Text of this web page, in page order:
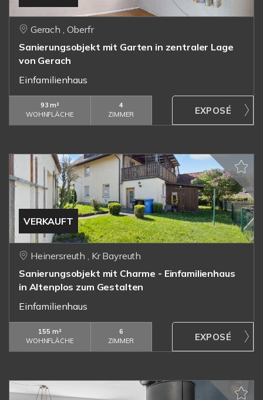
Gerach , Oberfr
Sanierungsobjekt mit Garten in zentraler Lage
von Gerach
Einfamilienhaus
93 m²
WOHNFLÄCHE
4
ZIMMER
VERKAUFT
Heinersreuth , Kr Bayreuth
Sanierungsobjekt mit Charme - Einfamilienhaus
in Altenplos zum Gestalten
Einfamilienhaus
155 m²
WOHNFLÄCHE
6
ZIMMER